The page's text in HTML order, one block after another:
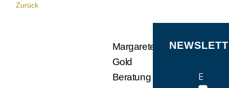
Zurück
Margarete
Gold
Beratung